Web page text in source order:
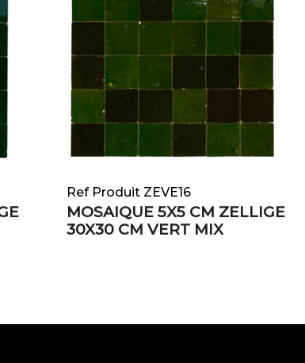
Ref Produit ZEVE16
MOSAIQUE 5X5 CM ZELLIGE
30X30 CM VERT MIX